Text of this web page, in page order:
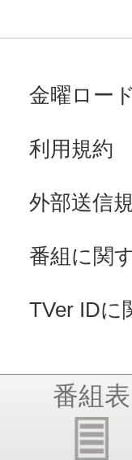
金曜ロー
利用規約
外部送信
番組に関
TVer IDに
番組表